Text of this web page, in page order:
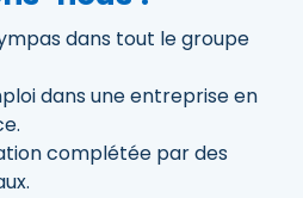
dans tout le groupe
dans une entreprise en
complétée par des